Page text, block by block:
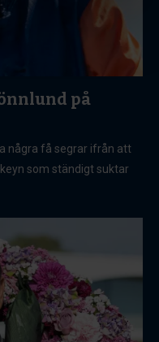
på
några få segrar ifrån att
som ständigt suktar